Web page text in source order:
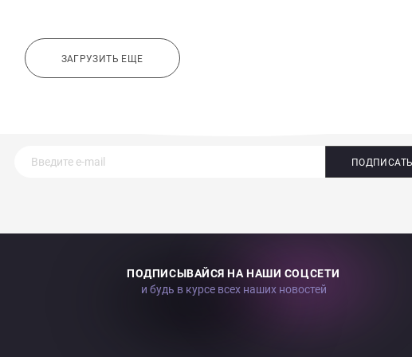
ЗАГРУЗИТЬ ЕЩЕ
ПОДПИСЫВАЙСЯ НА НАШИ СОЦСЕТИ
и будь в курсе всех наших новостей